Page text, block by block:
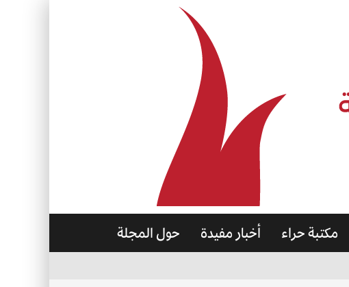
مكتبة حراء أخبار مفيدة حول المجلة